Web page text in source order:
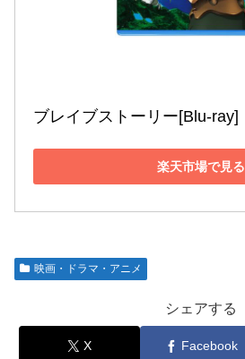
ブレイブストーリー[Blu-ray]
楽天市場で見る
映画・ドラマ・アニメ
シェアする
X Facebook